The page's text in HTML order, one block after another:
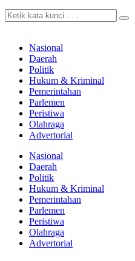
Nasional
Daerah
Politik
Hukum & Kriminal
Pemerintahan
Parlemen
Peristiwa
Olahraga
Advertorial
Nasional
Daerah
Politik
Hukum & Kriminal
Pemerintahan
Parlemen
Peristiwa
Olahraga
Advertorial